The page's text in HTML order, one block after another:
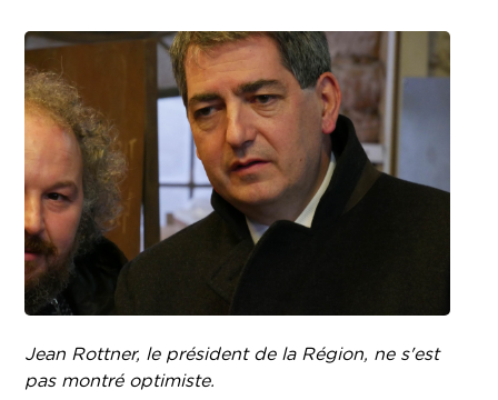
Jean Rottner, le président de la Région, ne s'est
pas montré optimiste.